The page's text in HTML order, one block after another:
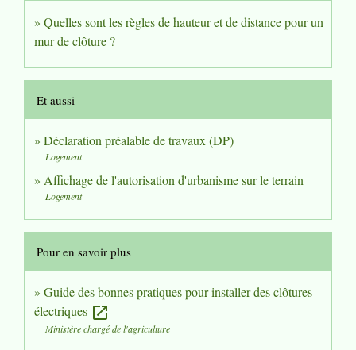
Quelles sont les règles de hauteur et de distance pour un
mur de clôture ?
Et aussi
Déclaration préalable de travaux (DP)
Logement
Affichage de l'autorisation d'urbanisme sur le terrain
Logement
Pour en savoir plus
Guide des bonnes pratiques pour installer des clôtures
électriques open_in_new
Ministère chargé de l'agriculture